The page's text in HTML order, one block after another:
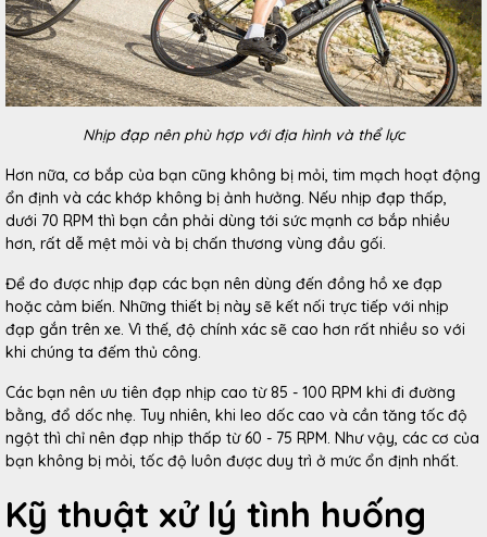
Nhịp đạp nên phù hợp với địa hình và thể lực
Hơn nữa, cơ bắp của bạn cũng không bị mỏi, tim mạch hoạt động
ổn định và các khớp không bị ảnh hưởng. Nếu nhịp đạp thấp,
dưới 70 RPM thì bạn cần phải dùng tới sức mạnh cơ bắp nhiều
hơn, rất dễ mệt mỏi và bị chấn thương vùng đầu gối.
Để đo được nhịp đạp các bạn nên dùng đến đồng hồ xe đạp
hoặc cảm biến. Những thiết bị này sẽ kết nối trực tiếp với nhịp
đạp gắn trên xe. Vì thế, độ chính xác sẽ cao hơn rất nhiều so với
khi chúng ta đếm thủ công.
Các bạn nên ưu tiên đạp nhịp cao từ 85 - 100 RPM khi đi đường
bằng, đổ dốc nhẹ. Tuy nhiên, khi leo dốc cao và cần tăng tốc độ
ngột thì chỉ nên đạp nhịp thấp từ 60 - 75 RPM. Như vậy, các cơ của
bạn không bị mỏi, tốc độ luôn được duy trì ở mức ổn định nhất.
Kỹ thuật xử lý tình huống